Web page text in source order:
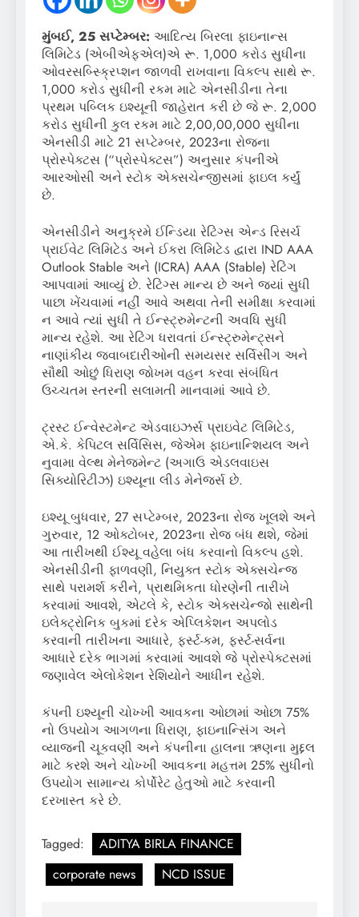
મુંબઈ, 25 સપ્ટેમ્બર: આદિત્ય બિરલા ફાઇનાન્સ
લિમિટેડ (એબીએફએલ)એ રૂ. 1,000 કરોડ સુધીના
ઓવરસબ્સ્ક્રિપ્શન જાળવી રાખવાના વિકલ્પ સાથે રૂ.
1,000 કરોડ સુધીની રકમ માટે એનસીડીના તેના
પ્રથમ પબ્લિક ઇશ્યૂની જાહેરાત કરી છે જે રૂ. 2,000
કરોડ સુધીની કુલ રકમ માટે 2,00,00,000 સુધીના
એનસીડી માટે 21 સપ્ટેમ્બર, 2023ના રોજના
પ્રોસ્પેક્ટસ (“પ્રોસ્પેક્ટસ”) અનુસાર કંપનીએ
આરઓસી અને સ્ટોક એક્સચેન્જીસમાં ફાઇલ કર્યું
છે.
એનસીડીને અનુક્રમે ઈન્ડિયા રેટિંગ્સ એન્ડ રિસર્ચ
પ્રાઈવેટ લિમિટેડ અને ઈકરા લિમિટેડ દ્વારા IND AAA
Outlook Stable અને (ICRA) AAA (Stable) રેટિંગ
આપવામાં આવ્યું છે. રેટિંગ્સ માન્ય છે અને જ્યાં સુધી
પાછા ખેંચવામાં નહીં આવે અથવા તેની સમીક્ષા કરવામાં
ન આવે ત્યાં સુધી તે ઈન્સ્ટ્રુમેન્ટની અવધિ સુધી
માન્ય રહેશે. આ રેટિંગ ધરાવતાં ઈન્સ્ટ્રુમેન્ટ્સને
નાણાંકીય જવાબદારીઓની સમયસર સર્વિસીંગ અને
સૌથી ઓછું ધિરાણ જોખમ વહન કરવા સંબંધિત
ઉચ્ચતમ સ્તરની સલામતી માનવામાં આવે છે.
ટ્રસ્ટ ઈન્વેસ્ટમેન્ટ એડવાઇઝર્સ પ્રાઇવેટ લિમિટેડ,
એ.કે. કેપિટલ સર્વિસિસ, જેએમ ફાઇનાન્શિયલ અને
નુવામા વેલ્થ મેનેજમેન્ટ (અગાઉ એડલવાઇસ
સિક્યોરિટીઝ) ઇશ્યૂના લીડ મેનેજર્સ છે.
ઇશ્યૂ બુધવાર, 27 સપ્ટેમ્બર, 2023ના રોજ ખૂલશે અને
ગુરુવાર, 12 ઓક્ટોબર, 2023ના રોજ બંધ થશે, જેમાં
આ તારીખથી ઈશ્યૂ વહેલા બંધ કરવાનો વિકલ્પ હશે.
એનસીડીની ફાળવણી, નિયુક્ત સ્ટોક એક્સચેન્જ
સાથે પરામર્શ કરીને, પ્રાથમિકતા ધોરણેની તારીખે
કરવામાં આવશે, એટલે કે, સ્ટોક એક્સચેન્જો સાથેની
ઇલેક્ટ્રોનિક બુકમાં દરેક એપ્લિકેશન અપલોડ
કરવાની તારીખના આધારે, ફર્સ્ટ-કમ, ફર્સ્ટ-સર્વના
આધારે દરેક ભાગમાં કરવામાં આવશે જે પ્રોસ્પેક્ટસમાં
જણાવેલ એલોકેશન રેશિયોને આધીન રહેશે.
કંપની ઇશ્યૂની ચોખ્ખી આવકના ઓછામાં ઓછા 75%
નો ઉપયોગ આગળના ધિરાણ, ફાઇનાન્સિંગ અને
વ્યાજની ચૂકવણી અને કંપનીના હાલના ઋણના મુદ્દલ
માટે કરશે અને ચોખ્ખી આવકના મહત્તમ 25% સુધીનો
ઉપયોગ સામાન્ય કોર્પોરેટ હેતુઓ માટે કરવાની
દરખાસ્ત કરે છે.
Tagged:
ADITYA BIRLA FINANCE
corporate news
NCD ISSUE